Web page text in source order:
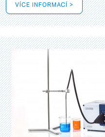
VÍCE INFORMACÍ >